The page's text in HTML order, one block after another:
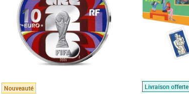
Nouveauté
Livraison offerte